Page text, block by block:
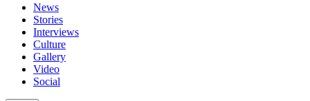
News
Stories
Interviews
Culture
Gallery
Video
Social